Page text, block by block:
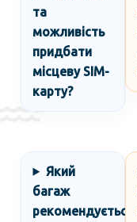
та
можливість
придбати
місцеву SIM-
карту?
Який
багаж
рекомендується